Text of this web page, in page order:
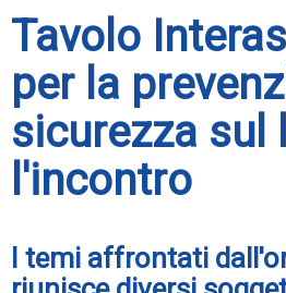
Tavolo
per la
sicurezza sul
l'incontro
I temi affrontati